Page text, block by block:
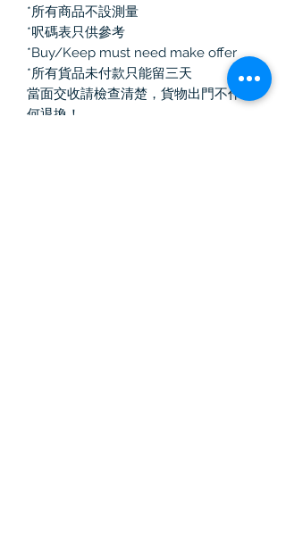
*所有商品不設測量
*呎碼表只供參考
*Buy/Keep must need make offer
*所有貨品未付款只能留三天
當面交收請檢查清楚，貨物出門不作任
何退換！